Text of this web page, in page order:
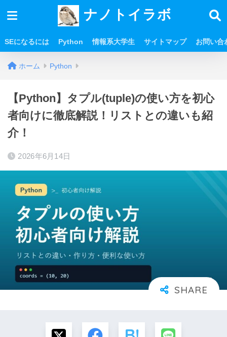
ナノトイラボ
SEになるには Python 情報系大学生 サイトマップ お問い合
ホーム Python
【Python】タプル(tuple)の使い方を初心
者向けに徹底解説！リストとの違いも紹
介！
2026年6月14日